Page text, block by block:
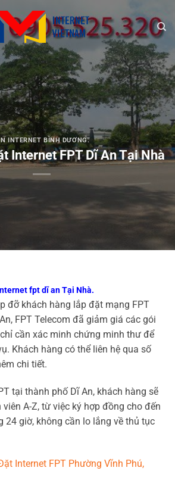
INTERNET BÌNH DƯƠNG.
Internet FPT Dĩ An Tại Nhà
fpt dĩ an Tại Nhà.
đỡ khách hàng lắp đặt mạng FPT
FPT Telecom đã giảm giá các gói
cần xác minh chứng minh thư để
Khách hàng có thể liên hệ qua số
chi tiết.
tại thành phố Dĩ An, khách hàng sẽ
A-Z, từ việc ký hợp đồng cho đến
24 giờ, không cần lo lắng về thủ tục
Internet FPT Phường Vĩnh Phú,